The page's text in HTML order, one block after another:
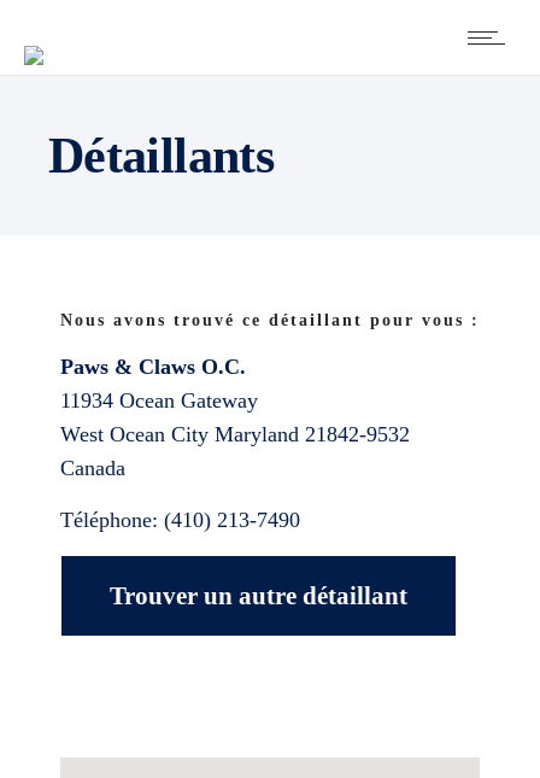
Détaillants
Nous avons trouvé ce détaillant pour vous :
Paws & Claws O.C.
11934 Ocean Gateway
West Ocean City Maryland 21842-9532
Canada
Téléphone: (410) 213-7490
Trouver un autre détaillant